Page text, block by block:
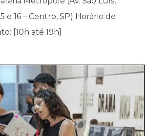
e 16 – Centro, SP) Horário de
[10h até 19h]